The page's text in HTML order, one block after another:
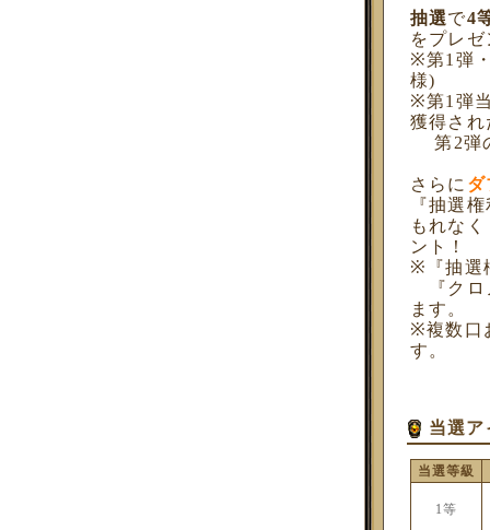
抽選で4
をプレ
※第1弾
様)
※第1弾
獲得さ
第2弾
さらに
『抽選
もれなく
ント！
※『抽選
『クロ
ます。
※複数口
す。
当選
当選等級
1等